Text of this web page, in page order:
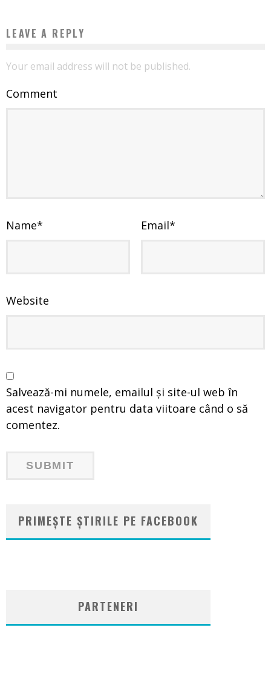
LEAVE A REPLY
Your email address will not be published.
Comment
Name* Email*
Website
Salvează-mi numele, emailul și site-ul web în
acest navigator pentru data viitoare când o să
comentez.
PRIMEȘTE ȘTIRILE PE FACEBOOK
PARTENERI